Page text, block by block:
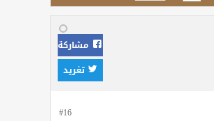
مشاركة
تغريد
#16